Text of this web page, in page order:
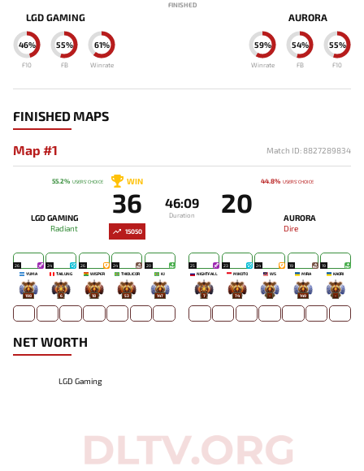
LGD GAMING
61%
Winrate
55%
FB
46%
F10
FINISHED
AURORA
59%
Winrate
54%
FB
55%
F10
FINISHED MAPS
Map #1 Match ID: 8827289834
55.2% USERS' CHOICE
15050
LGD GAMING
Radiant
WIN
36 46:09
Duration 20
AURORA
Dire
44.8% USERS' CHOICE
26
YUMA
198
24
TAILUNG
6
26
WISPER
18
24
THIOLICOR
53
20
KJ
147
25
NIGHTFALL
7
23
MIKOTO
74
24
WS
-
19
MIRA
149
19
KAORI
-
NET WORTH
LGD Gaming